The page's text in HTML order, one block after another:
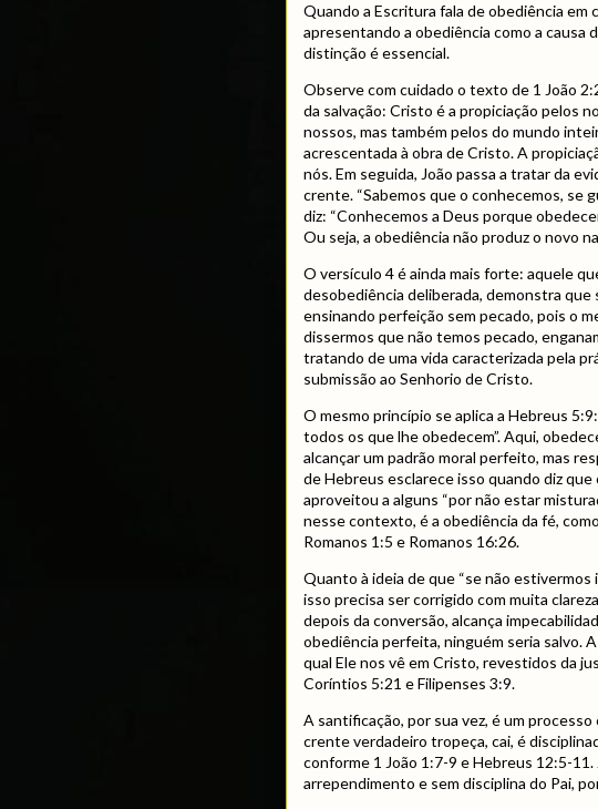
Quando a Escritura fala de obediência em
apresentando a obediência como a causa
distinção é essencial.
Observe com cuidado o texto de 1 João
da salvação: Cristo é a propiciação pelos
nossos, mas também pelos do mundo
acrescentada à obra de Cristo. A
nós. Em seguida, João passa a tratar da
crente. “Sabemos que o conhecemos, se
diz: “Conhecemos a Deus porque
Ou seja, a obediência não produz o novo
O versículo 4 é ainda mais forte: aquele
desobediência deliberada, demonstra que
ensinando perfeição sem pecado, pois o
dissermos que não temos pecado,
tratando de uma vida caracterizada pela
submissão ao Senhorio de Cristo.
O mesmo princípio se aplica a Hebreus
todos os que lhe obedecem”. Aqui,
alcançar um padrão moral perfeito, mas
de Hebreus esclarece isso quando diz
aproveitou a alguns “por não estar
nesse contexto, é a obediência da fé,
Romanos 1:5 e Romanos 16:26.
Quanto à ideia de que “se não estivermos
isso precisa ser corrigido com muita
depois da conversão, alcança
obediência perfeita, ninguém seria salvo.
qual Ele nos vê em Cristo, revestidos da
Coríntios 5:21 e Filipenses 3:9.
A santificação, por sua vez, é um
crente verdadeiro tropeça, cai, é
conforme 1 João 1:7-9 e Hebreus 12:5-
arrependimento e sem disciplina do Pai,